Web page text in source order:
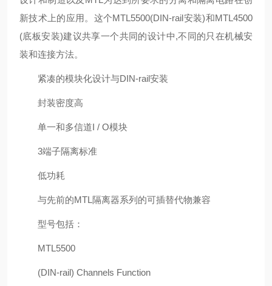
新技术上的应用。这个MTL5500(DIN-rail安装)和MTL4500
(底板安装)建议共享一个共同的设计中,不同的只在机械安
装和连接方法。
紧凑的模块化设计与DIN-rail安装
封装密度高
单一和多信道I / O模块
3端子隔离标准
低功耗
与先前的MTL隔离器系列的可插替代物兼容
型号包括：
MTL5500
(DIN-rail) Channels Function